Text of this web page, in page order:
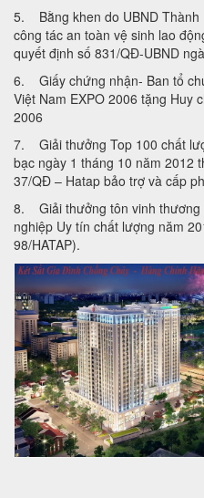
5. Bằng khen do UBND Thành
công tác an toàn vệ sinh lao
quyết định số 831/QĐ-UBND
6. Giấy chứng nhận- Ban tổ
Việt Nam EXPO 2006 tặng Huy
2006
7. Giải thưởng Top 100 chất
bạc ngày 1 tháng 10 năm 2012
37/QĐ – Hatap bảo trợ và cấp
8. Giải thưởng tôn vinh thương
nghiệp Uy tín chất lượng năm
98/HATAP).